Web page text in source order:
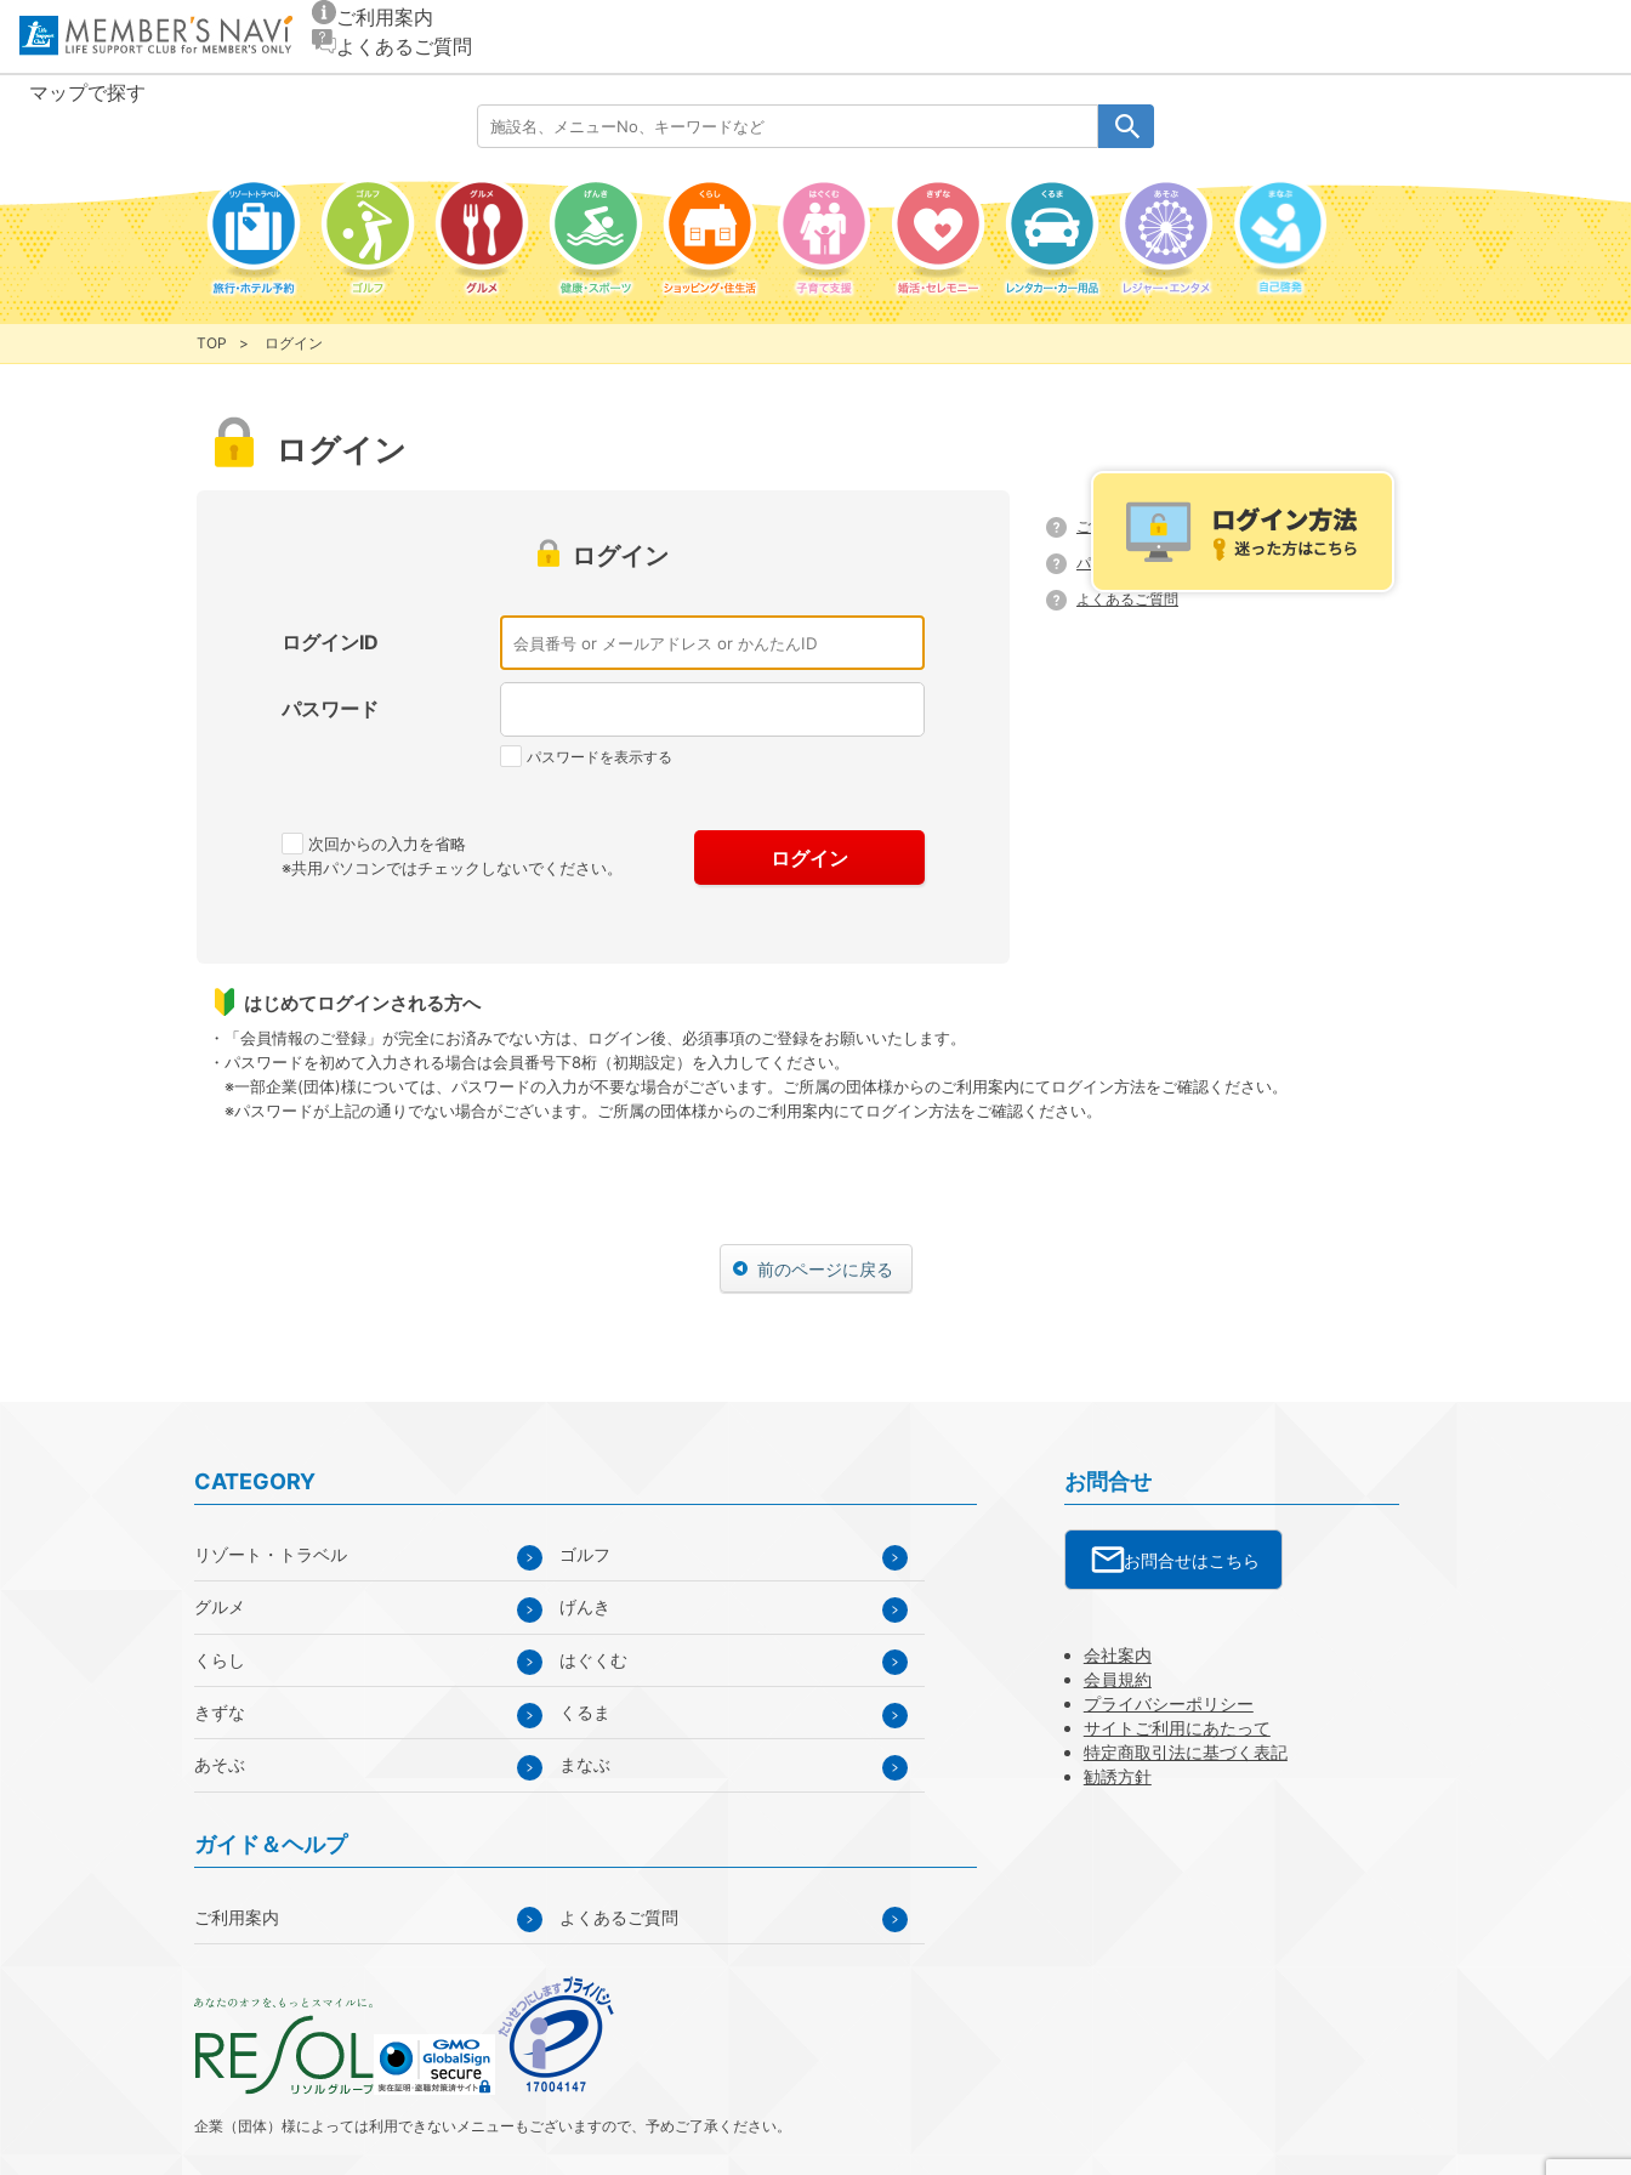
ご利用案内
よくあるご質問
マップで探す
TOP ログイン
ログイン
ログイン
ログインID
パスワード
パスワードを表示する
次回からの入力を省略
※共用パソコンではチェックしないでください。
ご利用案内
パスワードを忘れた方はこちら
よくあるご質問
はじめてログインされる方へ
・「会員情報のご登録」が完全にお済みでない方は、ログイン後、必須事項のご登録をお願いいたします。
・パスワードを初めて入力される場合は会員番号下8桁（初期設定）を入力してください。
※一部企業(団体)様については、パスワードの入力が不要な場合がございます。ご所属の団体様からのご利用案内にてログイン方法をご確認ください。
※パスワードが上記の通りでない場合がございます。ご所属の団体様からのご利用案内にてログイン方法をご確認ください。
前のページに戻る
CATEGORY
リゾート・トラベル ゴルフ
グルメ げんき
くらし はぐくむ
きずな くるま
あそぶ まなぶ
ガイド＆ヘルプ
ご利用案内 よくあるご質問
企業（団体）様によっては利用できないメニューもございますので、予めご了承ください。
お問合せ
お問合せはこちら
会社案内
会員規約
プライバシーポリシー
サイトご利用にあたって
特定商取引法に基づく表記
勧誘方針